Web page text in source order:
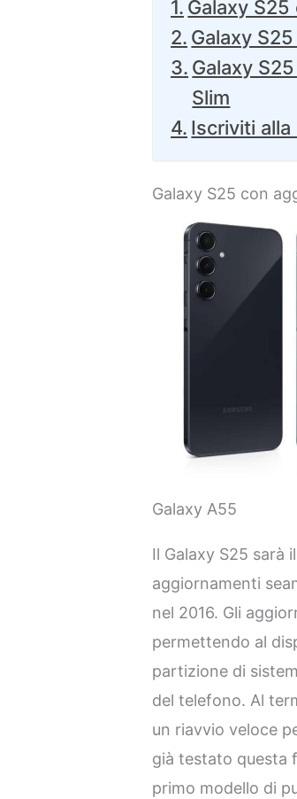
Galaxy
Galaxy
Galaxy
Slim
Iscriviti
Galaxy S25 con
Galaxy A55
Il Galaxy S25 sarà
aggiornamenti
nel 2016. Gli
permettendo al
partizione di
del telefono. Al
un riavvio veloce
già testato questa
primo modello di